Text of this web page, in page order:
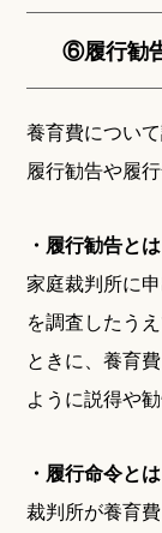
⑥履行勧
養育費につい
履行勧告や履
・履行勧告とは
家庭裁判所に
を調査したう
ときに、養育
ように説得や
・履行命令とは
裁判所が養育